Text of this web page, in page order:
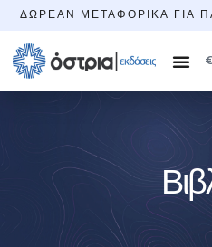
ΔΩΡΕΆΝ ΜΕΤΑΦΟΡΙΚΆ ΓΙΑ
€